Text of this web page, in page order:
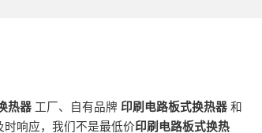
热器工厂、自有品牌 印刷电路板式换热器和
响应，我们不是最低价印刷电路板式换热